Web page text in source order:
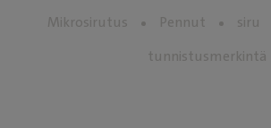
Mikrosirutus
Pennut siru
tunnistusmerkintä